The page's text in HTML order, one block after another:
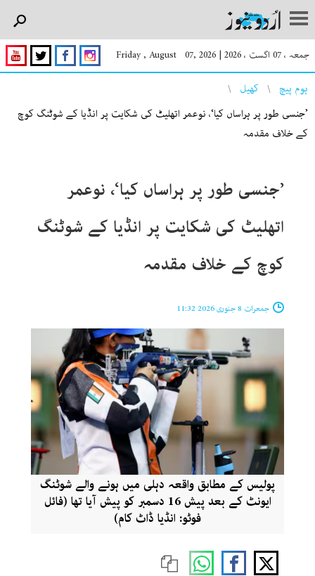
جمعہ ، 07 اگست ، 2026 |
Friday , August 07, 2026
You are here
ہوم پیچ
کھیل
’جنسی طور پر ہراساں کیا‘، نوعمر اتھلیٹ کی شکایت پر انڈیا کے شوٹنگ کوچ
کے خلاف مقدمہ
’جنسی طور پر ہراساں کیا‘، نوعمر
اتھلیٹ کی شکایت پر انڈیا کے شوٹنگ
کوچ کے خلاف مقدمہ
جمعرات 8 جنوری 2026 11:32
پولیس کے مطابق واقعہ دہلی میں ہونے والے شوٹنگ
ایونٹ کے بعد پیش 16 دسمبر کو پیش آیا تھا (فائل
فوٹو: انڈیا ڈاٹ کام)